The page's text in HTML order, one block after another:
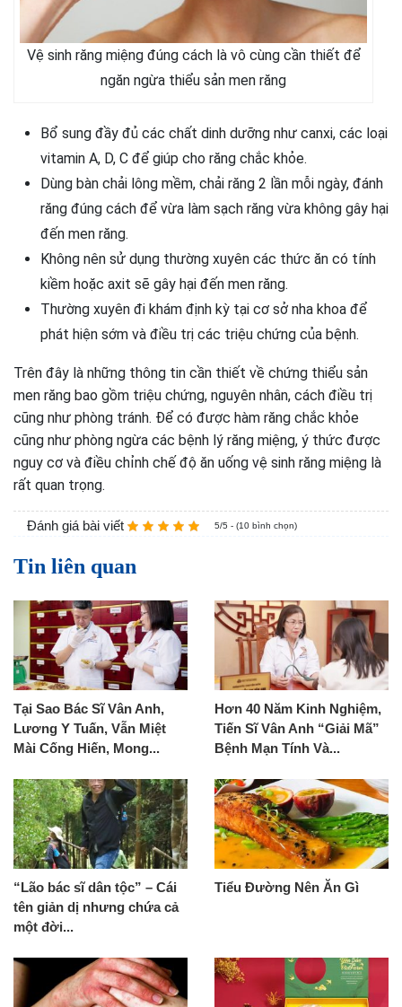
Vệ sinh răng miệng đúng cách là vô cùng cần thiết để
ngăn ngừa thiểu sản men răng
Bổ sung đầy đủ các chất dinh dưỡng như canxi, các loại
vitamin A, D, C để giúp cho răng chắc khỏe.
Dùng bàn chải lông mềm, chải răng 2 lần mỗi ngày, đánh
răng đúng cách để vừa làm sạch răng vừa không gây hại
đến men răng.
Không nên sử dụng thường xuyên các thức ăn có tính
kiềm hoặc axit sẽ gây hại đến men răng.
Thường xuyên đi khám định kỳ tại cơ sở nha khoa để
phát hiện sớm và điều trị các triệu chứng của bệnh.
Trên đây là những thông tin cần thiết về chứng thiểu sản
men răng bao gồm triệu chứng, nguyên nhân, cách điều trị
cũng như phòng tránh. Để có được hàm răng chắc khỏe
cũng như phòng ngừa các bệnh lý răng miệng, ý thức được
nguy cơ và điều chỉnh chế độ ăn uống vệ sinh răng miệng là
rất quan trọng.
Đánh giá bài viết 5/5 - (10 bình chọn)
Tin liên quan
Tại Sao Bác Sĩ Vân Anh,
Lương Y Tuấn, Vẫn Miệt
Mài Cống Hiến, Mong...
Hơn 40 Năm Kinh Nghiệm,
Tiến Sĩ Vân Anh “Giải Mã”
Bệnh Mạn Tính Và...
“Lão bác sĩ dân tộc” – Cái
tên giản dị nhưng chứa cả
một đời...
Tiểu Đường Nên Ăn Gì